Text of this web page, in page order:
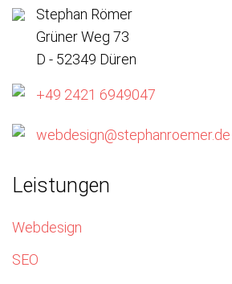
Stephan Römer
Grüner Weg 73
D - 52349 Düren
+49 2421 6949047
webdesign@stephanroemer.de
Leistungen
Webdesign
SEO